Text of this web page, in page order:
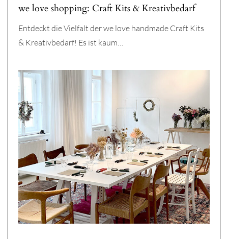
we love shopping: Craft Kits & Kreativbedarf
Entdeckt die Vielfalt der we love handmade Craft Kits
& Kreativbedarf! Es ist kaum…